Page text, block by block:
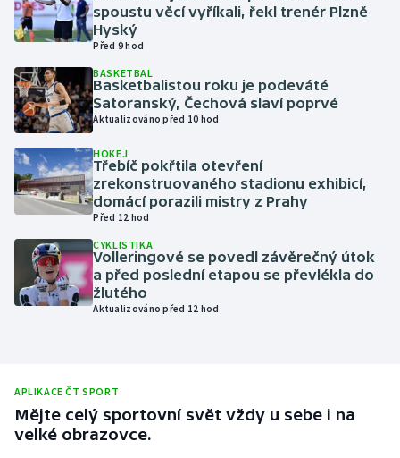
Jezdectví
Judo
Krasobruslení
Lezení
Lyže a snowboard
Moderní pětiboj
Motorsport
Parasport
Plavání
spoustu věcí vyříkali, řekl trenér Plzně
Hyský
Před 9 hod
BASKETBAL
Basketbalistou roku je podeváté
Satoranský, Čechová slaví poprvé
Aktualizováno před 10 hod
HOKEJ
Třebíč pokřtila otevření
zrekonstruovaného stadionu exhibicí,
domácí porazili mistry z Prahy
Před 12 hod
CYKLISTIKA
Volleringové se povedl závěrečný útok
a před poslední etapou se převlékla do
žlutého
Aktualizováno před 12 hod
APLIKACE ČT SPORT
Mějte celý sportovní svět vždy u sebe i na
velké obrazovce.